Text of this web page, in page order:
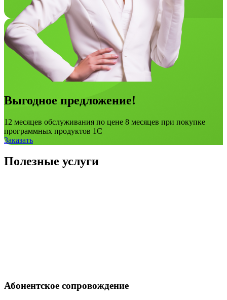
Выгодное предложение!
12 месяцев обслуживания по цене 8 месяцев при покупке
программных продуктов 1С
Заказать
Полезные услуги
Абонентское сопровождение